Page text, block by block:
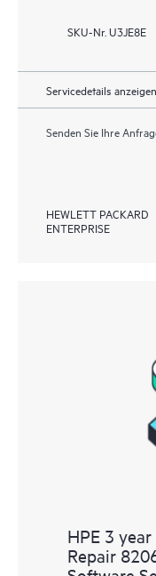
SKU-Nr. U3JE8E
Servicedetails anzeigen
Senden Sie Ihre
HEWLETT PACKARD
ENTERPRISE
HPE 3
Repair